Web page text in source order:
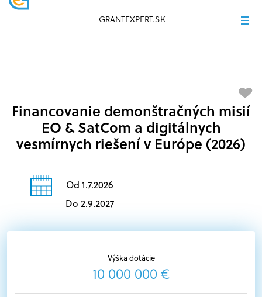
GRANTEXPERT.SK
Výška dotácie
10 000 000 €
Financovanie demonštračných misií
EO & SatCom a digitálnych
vesmírnych riešení v Európe (2026)
Od 1.7.2026
Do 2.9.2027